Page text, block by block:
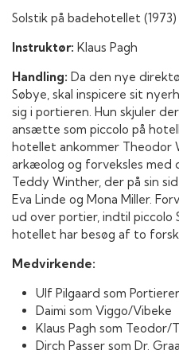
Solstik på badehotellet (1973)
Instruktør: Klaus Pagh
Handling: Da den nye
Søbye, skal inspicere sit
sig i portieren. Hun skjuler
ansætte som piccolo på
hotellet ankommer Theodor
arkæolog og forveksles med
Teddy Winther, der på sin
Eva Linde og Mona Miller.
ud over portier, indtil piccolo
hotellet har besøg af to
Medvirkende:
Ulf Pilgaard som
Daimi som Viggo/Vibeke
Klaus Pagh som
Dirch Passer som Dr. Graa